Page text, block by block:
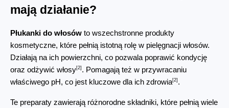
mają działanie?
Płukanki do włosów to wszechstronne produkty
kosmetyczne, które pełnią istotną rolę w pielęgnacji włosów.
Działają na ich powierzchni, co pozwala poprawić kondycję
oraz odżywić włosy[2] . Pomagają też w przywracaniu
właściwego pH, co jest kluczowe dla ich zdrowia[2] .
Te preparaty zawierają różnorodne składniki, które pełnią wiele